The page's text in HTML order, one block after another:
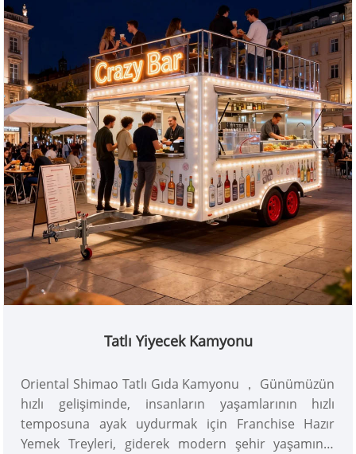
Tatlı Yiyecek Kamyonu
Oriental Shimao Tatlı Gıda Kamyonu ， Günümüzün
hızlı gelişiminde, insanların yaşamlarının hızlı
temposuna ayak uydurmak için Franchise Hazır
Yemek Treyleri, giderek modern şehir yaşamının